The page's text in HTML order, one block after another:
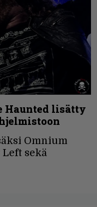
Haunted lisätty
Omnium
sekä